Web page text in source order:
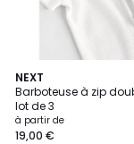
NEXT
Barboteuse à zip
lot de 3
à partir de
19,00 €